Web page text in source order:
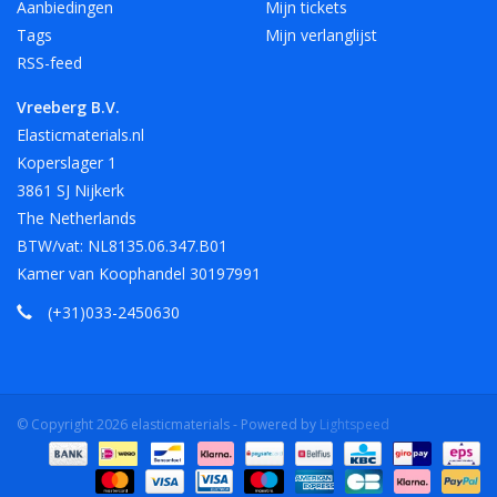
Aanbiedingen
Tags
RSS-feed
Mijn tickets
Mijn verlanglijst
Vreeberg B.V.
Elasticmaterials.nl
Koperslager 1
3861 SJ Nijkerk
The Netherlands
BTW/vat: NL8135.06.347.B01
Kamer van Koophandel 30197991
(+31)033-2450630
© Copyright 2026 elasticmaterials - Powered by Lightspeed